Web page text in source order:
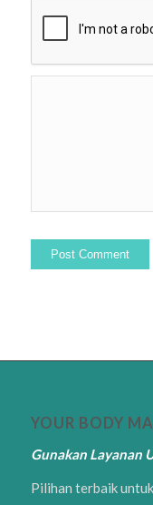
YOUR BODY
Gunakan Layanan
Pilihan terbaik